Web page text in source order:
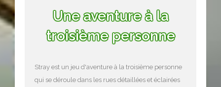
Une aventure à la
troisième personne
Stray est un jeu d'aventure à la troisième personne
qui se déroule dans les rues détaillées et éclairées